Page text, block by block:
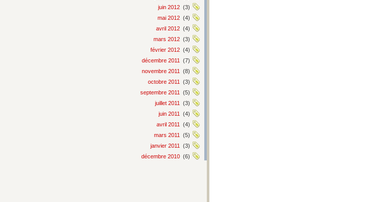
juin 2012 (3)
mai 2012 (4)
avril 2012 (4)
mars 2012 (3)
février 2012 (4)
décembre 2011
(7)
novembre 2011
(8)
octobre 2011
(3)
septembre 2011
(5)
juillet 2011
(3)
juin 2011
(4)
avril 2011
(4)
mars 2011
(5)
janvier 2011
(3)
décembre 2010 (6)